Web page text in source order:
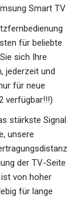
Smart TV
für beliebte
sich Ihre
jederzeit und
für neue
verfügbar!!!)
stärkste Signal
unsere
der TV-Seite
von hoher
für lange